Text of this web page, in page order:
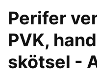
Perifer
PVK,
skötsel -